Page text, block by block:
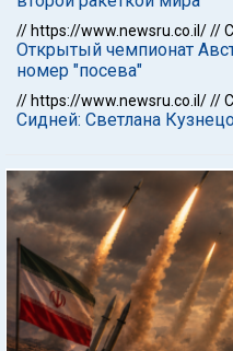
// https://www.newsru.co.il///
Открытый чемпионат
номер "посева"
// https://www.newsru.co.il///
Сидней: Светлана